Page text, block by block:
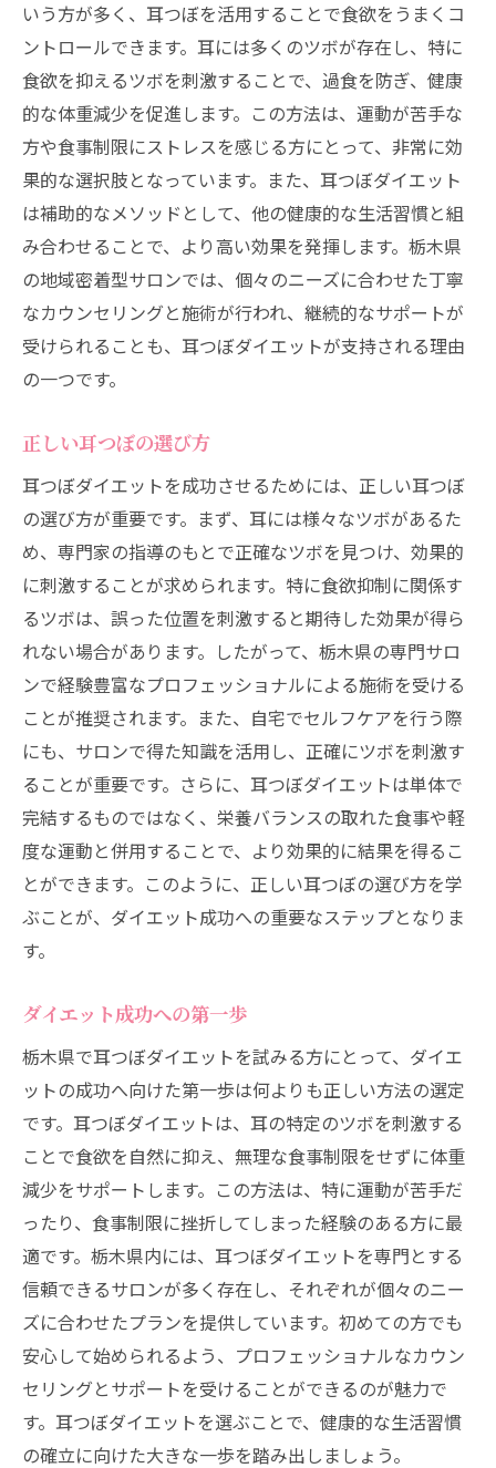
地域コミュニティとの連携
耳つぼダイエットと地域イベント
耳つぼダイエットで健康的なライフスタイルを
手に入れる
健康的な体づくりの基本
生活習慣の見直しと耳つぼ
耳つぼと運動のバランス
心と体のリフレッシュ方法
ダイエット後のライフスタイル提案
実際の成功事例を紹介
成功者から学ぶダイエットのコツ
耳つぼダイエットの驚くべき効果
失敗しないためのポイント
なぜ栃木県での成功例が多いのか
成功者の生活習慣を分析
耳つぼダイエットがもたらす心と体のリフレッ
シュ効果
精神的な安定と耳つぼの関係
ストレス解消に役立つツボ
癒しの時間を作る方法
耳つぼで快眠を促進
内なる健康と耳つぼの力
心身をリフレッシュする日常習慣
のステップ
目標設定と計画の立て方
段階的なステップで理想を実現
耳つぼダイエットの進め方
モチベーションを保つ方法
成果を出すための継続のコツ
いう方が多く、耳つぼを活用することで食欲をうまくコ
ントロールできます。耳には多くのツボが存在し、特に
食欲を抑えるツボを刺激することで、過食を防ぎ、健康
的な体重減少を促進します。この方法は、運動が苦手な
方や食事制限にストレスを感じる方にとって、非常に効
果的な選択肢となっています。また、耳つぼダイエット
は補助的なメソッドとして、他の健康的な生活習慣と組
み合わせることで、より高い効果を発揮します。栃木県
の地域密着型サロンでは、個々のニーズに合わせた丁寧
なカウンセリングと施術が行われ、継続的なサポートが
受けられることも、耳つぼダイエットが支持される理由
の一つです。
正しい耳つぼの選び方
耳つぼダイエットを成功させるためには、正しい耳つぼ
の選び方が重要です。まず、耳には様々なツボがあるた
め、専門家の指導のもとで正確なツボを見つけ、効果的
に刺激することが求められます。特に食欲抑制に関係す
るツボは、誤った位置を刺激すると期待した効果が得ら
れない場合があります。したがって、栃木県の専門サロ
ンで経験豊富なプロフェッショナルによる施術を受ける
ことが推奨されます。また、自宅でセルフケアを行う際
にも、サロンで得た知識を活用し、正確にツボを刺激す
ることが重要です。さらに、耳つぼダイエットは単体で
完結するものではなく、栄養バランスの取れた食事や軽
度な運動と併用することで、より効果的に結果を得るこ
とができます。このように、正しい耳つぼの選び方を学
ぶことが、ダイエット成功への重要なステップとなりま
す。
ダイエット成功への第一歩
栃木県で耳つぼダイエットを試みる方にとって、ダイエ
ットの成功へ向けた第一歩は何よりも正しい方法の選定
です。耳つぼダイエットは、耳の特定のツボを刺激する
ことで食欲を自然に抑え、無理な食事制限をせずに体重
減少をサポートします。この方法は、特に運動が苦手だ
ったり、食事制限に挫折してしまった経験のある方に最
適です。栃木県内には、耳つぼダイエットを専門とする
信頼できるサロンが多く存在し、それぞれが個々のニー
ズに合わせたプランを提供しています。初めての方でも
安心して始められるよう、プロフェッショナルなカウン
セリングとサポートを受けることができるのが魅力で
す。耳つぼダイエットを選ぶことで、健康的な生活習慣
の確立に向けた大きな一歩を踏み出しましょう。